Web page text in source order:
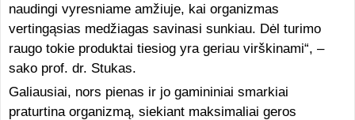
naudingi vyresniame amžiuje, kai organizmas
vertingąsias medžiagas savinasi sunkiau. Dėl turimo
raugo tokie produktai tiesiog yra geriau virškinami“, –
sako prof. dr. Stukas.
Galiausiai, nors pienas ir jo gamininiai smarkiai
praturtina organizmą, siekiant maksimaliai geros